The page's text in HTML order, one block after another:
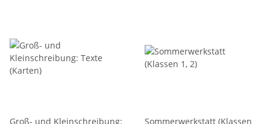
Groß- und Kleinschreibung:
Sommerwerkstatt (Klassen